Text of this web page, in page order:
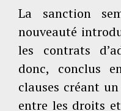
La sanction
nouveauté
les contrats
donc, conclus
clauses créant
entre les droits